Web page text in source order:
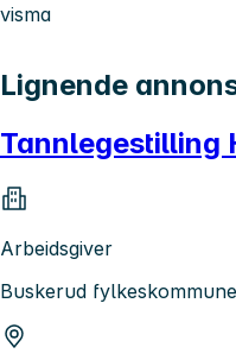
visma
Lignende
Tannlegestilling
Arbeidsgiver
Buskerud